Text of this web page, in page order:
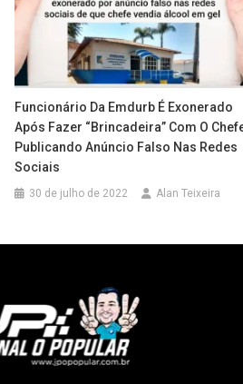
Funcionário Da Emdurb É Exonerado
Após Fazer “brincadeira” Com O
Publicando Anúncio Falso Nas Redes
Sociais
30 de julho de 2022 Alan Teixeira